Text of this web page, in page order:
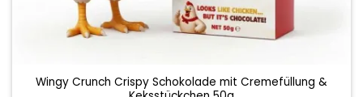
Wingy Crunch Crispy Schokolade mit Cremefüllung &